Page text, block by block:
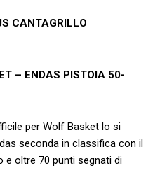
CANTAGRILLO
– ENDAS PISTOIA 50-
per Wolf Basket lo si
seconda in classifica con il
oltre 70 punti segnati di